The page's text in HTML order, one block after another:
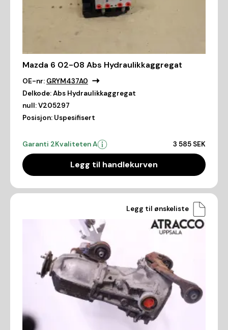
Mazda 6 02-08 Abs Hydraulikkaggregat
OE-nr: GRYM437A0
Delkode:Abs Hydraulikkaggregat
null:V205297
Posisjon: Uspesifisert
Garanti 2Kvaliteten A 3 585 SEK
Legg til handlekurven
Legg til ønskeliste